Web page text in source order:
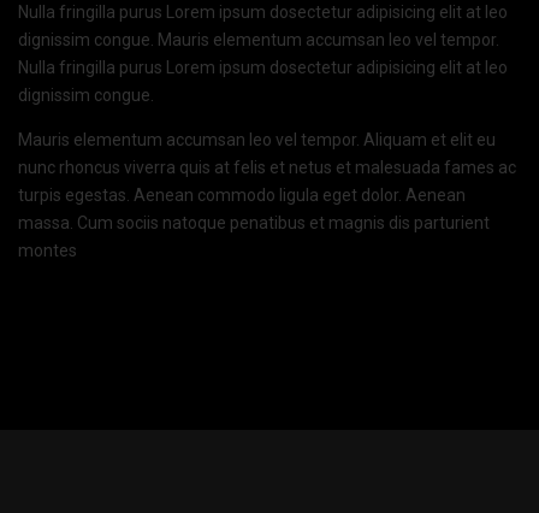
Nulla fringilla purus Lorem ipsum dosectetur adipisicing elit at leo
dignissim congue. Mauris elementum accumsan leo vel tempor.
Nulla fringilla purus Lorem ipsum dosectetur adipisicing elit at leo
dignissim congue.
Mauris elementum accumsan leo vel tempor. Aliquam et elit eu
nunc rhoncus viverra quis at felis et netus et malesuada fames ac
turpis egestas. Aenean commodo ligula eget dolor. Aenean
massa. Cum sociis natoque penatibus et magnis dis parturient
montes